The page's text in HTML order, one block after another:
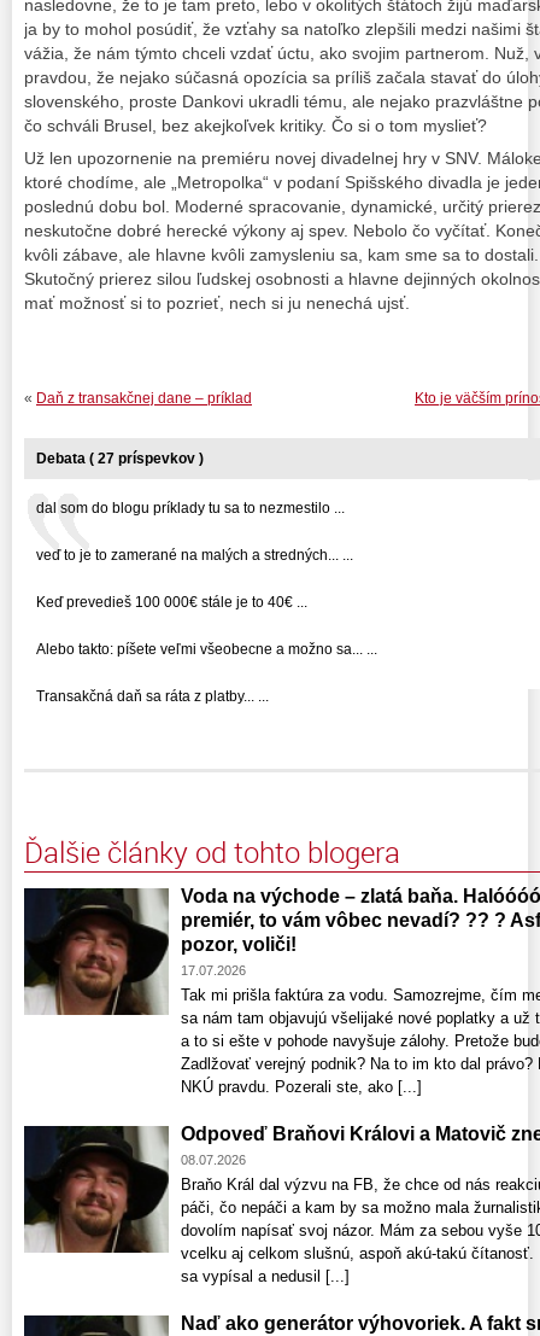
nasledovne, že to je tam preto, lebo v okolitých štátoch žijú
ja by to mohol posúdiť, že vzťahy sa natoľko zlepšili medzi našimi
vážia, že nám týmto chceli vzdať úctu, ako svojim partnerom. Nuž,
pravdou, že nejako súčasná opozícia sa príliš začala stavať do
slovenského, proste Dankovi ukradli tému, ale nejako prazvláštne
čo schváli Brusel, bez akejkoľvek kritiky. Čo si o tom myslieť?
Už len upozornenie na premiéru novej divadelnej hry v SNV.
ktoré chodíme, ale „Metropolka“ v podaní Spišského divadla je
poslednú dobu bol. Moderné spracovanie, dynamické, určitý
neskutočne dobré herecké výkony aj spev. Nebolo čo vyčítať.
kvôli zábave, ale hlavne kvôli zamysleniu sa, kam sme sa to
Skutočný prierez silou ľudskej osobnosti a hlavne dejinných
mať možnosť si to pozrieť, nech si ju nenechá ujsť.
Kto je väčším
« Daň z transakčnej dane – príklad
Debata ( 27 príspevkov )
dal som do blogu príklady tu sa to nezmestilo ...
veď to je to zamerané na malých a stredných... ...
Keď prevedieš 100 000€ stále je to 40€ ...
Alebo takto: píšete veľmi všeobecne a možno sa... ...
Transakčná daň sa ráta z platby... ...
Ďalšie články od tohto blogera
Voda na východe – zlatá baňa.
premiér, to vám vôbec nevadí? ?? ?
pozor, voliči!
17.07.2026
Tak mi prišla faktúra za vodu. Samozrejme, čím
sa nám tam objavujú všelijaké nové poplatky a
a to si ešte v pohode navyšuje zálohy. Pretože
Zadlžovať verejný podnik? Na to im kto dal
NKÚ pravdu. Pozerali ste, ako [...]
Odpoveď Braňovi Královi a Matovič
08.07.2026
Braňo Král dal výzvu na FB, že chce od nás
páči, čo nepáči a kam by sa možno mala
dovolím napísať svoj názor. Mám za sebou vyše
vcelku aj celkom slušnú, aspoň akú-takú
sa vypísal a nedusil [...]
Naď ako generátor výhovoriek. A fakt